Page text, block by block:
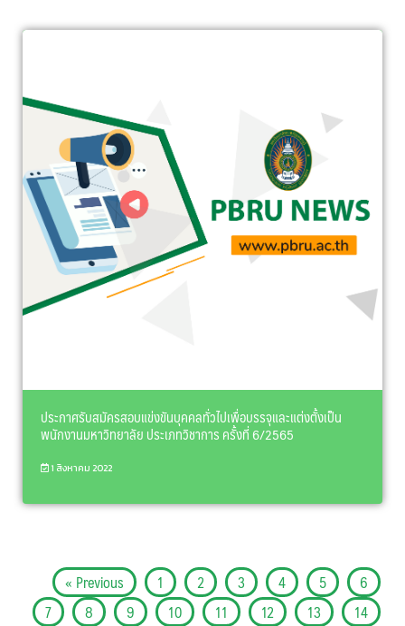
ประกาศรับสมัครสอบแข่งขันบุคคลทั่วไปเพื่อบรรจุและแต่งตั้งเป็น
พนักงานมหาวิทยาลัย ประเภทวิชาการ ครั้งที่ 6/2565
1 สิงหาคม 2022
« Previous 1 2 3 4 5
6
7
8 9 10 11 12 13
14